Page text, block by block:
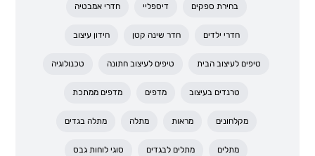
בחירת ספקים דיספליי חדרי אמבטיה
חדרי ילדים חדר שינה קטן חידון עיצוב
טיפים לעיצוב הבית טיפים לעיצוב חתונה טכנולוגיה
טרנדים בעיצוב מדפים מדפים ממתכת
מקלחונים מראות מתלה מתלה בגדים
מתלים מתלים לבגדים סוגי לוחות גבס